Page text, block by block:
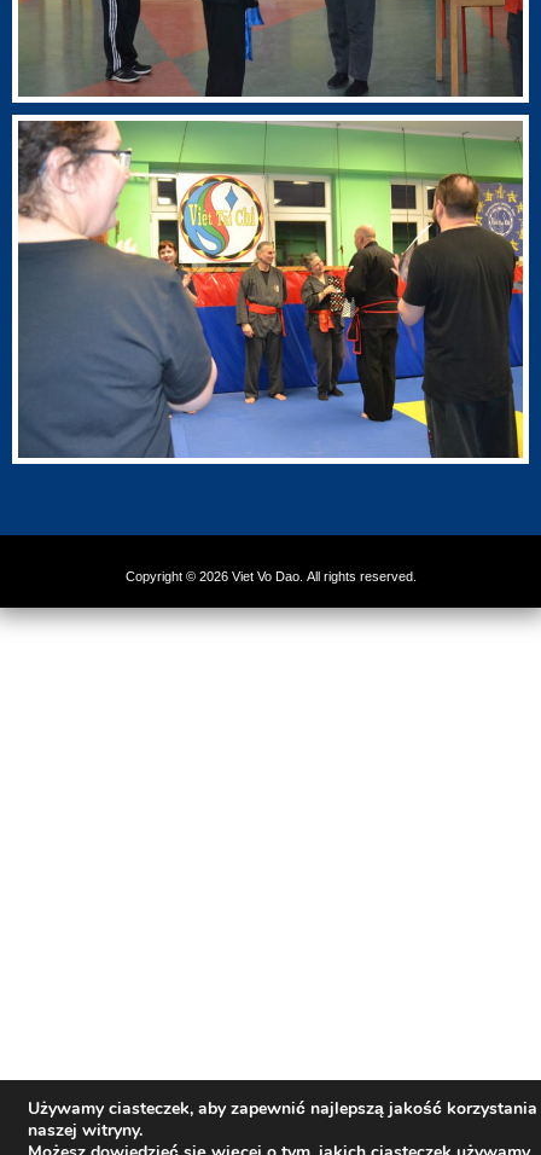
Copyright © 2026 Viet Vo Dao. All rights reserved.
Używamy ciasteczek, aby zapewnić najlepszą jakość korzystania
naszej witryny.